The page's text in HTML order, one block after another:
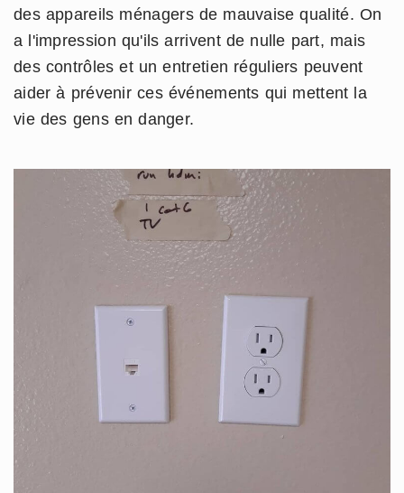
des appareils ménagers de mauvaise qualité. On
a l'impression qu'ils arrivent de nulle part, mais
des contrôles et un entretien réguliers peuvent
aider à prévenir ces événements qui mettent la
vie des gens en danger.